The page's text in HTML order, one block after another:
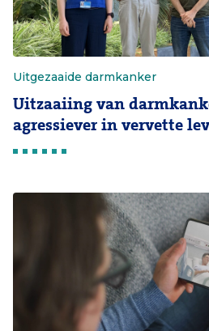
Uitgezaaide darmkanker
Uitzaaiing van
agressiever in vervette